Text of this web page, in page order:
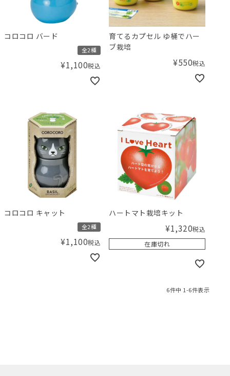
コロコロ バード
全2種
¥1,100税込
育てるカプセル ゆ桶でハー
ブ栽培
¥550税込
コロコロ キャット
全2種
¥1,100税込
ハートマト栽培キット
¥1,320税込
在庫切れ
6件中 1-6件表示